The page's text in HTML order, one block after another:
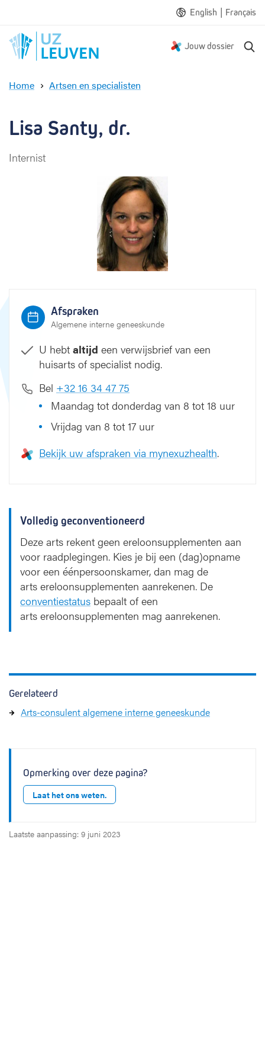
English | Français
Jouw dossier
Home Artsen en specialisten
t
y
Lisa Santy, dr.
Internist
Afspraken
Algemene interne geneeskunde
U hebt altijd een verwijsbrief van een
huisarts of specialist nodig.
Bel +32 16 34 47 75
Maandag tot donderdag van 8 tot 18 uur
Vrijdag van 8 tot 17 uur
Bekijk uw afspraken via mynexuzhealth.
Volledig geconventioneerd
Deze arts rekent geen ereloonsupplementen aan
voor raadplegingen. Kies je bij een (dag)opname
voor een éénpersoonskamer, dan mag de
arts ereloonsupplementen aanrekenen. De
conventiestatus bepaalt of een
arts ereloonsupplementen mag aanrekenen.
Gerelateerd
Arts-consulent algemene interne geneeskunde
Opmerking over deze pagina?
Laat het ons weten.
Laatste aanpassing: 9 juni 2023